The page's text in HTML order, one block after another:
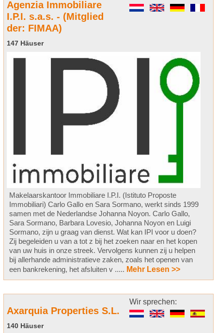
Agenzia Immobiliare
I.P.I. s.a.s. - (Mitglied
der: FIMAA)
147 Häuser
Makelaarskantoor Immobiliare I.P.I. (Istituto Proposte
Immobiliari) Carlo Gallo en Sara Sormano, werkt sinds 1999
samen met de Nederlandse Johanna Noyon. Carlo Gallo,
Sara Sormano, Barbara Lovesio, Johanna Noyon en Luigi
Sormano, zijn u graag van dienst. Wat kan IPI voor u doen?
Zij begeleiden u van a tot z bij het zoeken naar en het kopen
van uw huis in onze streek. Vervolgens kunnen zij u helpen
bij allerhande administratieve zaken, zoals het openen van
een bankrekening, het afsluiten v ..... Mehr Lesen >>
Wir sprechen:
Axarquia Properties S.L.
140 Häuser